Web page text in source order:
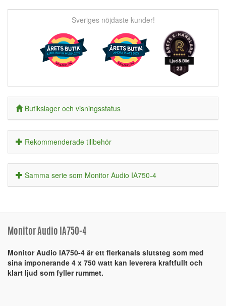
Sveriges nöjdaste kunder!
Butikslager och visningsstatus
Rekommenderade tillbehör
Samma serie som Monitor Audio IA750-4
Monitor Audio IA750-4
Monitor Audio IA750-4 är ett flerkanals slutsteg som med
sina imponerande 4 x 750 watt kan leverera kraftfullt och
klart ljud som fyller rummet.